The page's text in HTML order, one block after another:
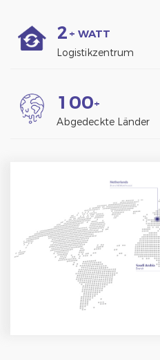
2 + WATT
Logistikzentrum
1 00+
Abgedeckte Länder